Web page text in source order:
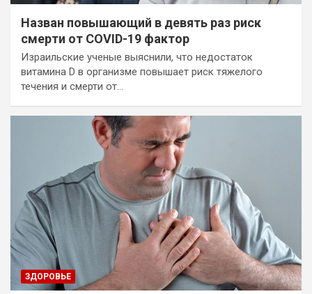
Назван повышающий в девять раз риск
смерти от COVID-19 фактор
Израильские ученые выяснили, что недостаток
витамина D в организме повышает риск тяжелого
течения и смерти от…
ЗДОРОВЬЕ